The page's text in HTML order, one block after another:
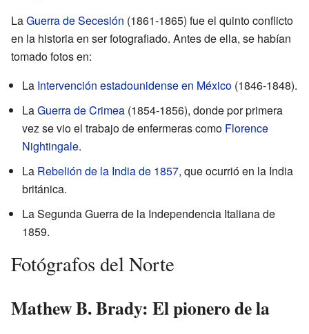
LaGuerra de Secesión (1861-1865) fue el quinto conflicto
en la historia en ser fotografiado. Antes de ella, se habían
tomado fotos en:
La Intervención estadounidense en México (1846-1848).
LaGuerra de Crimea (1854-1856), donde por primera
vez se vio el trabajo de enfermeras como Florence
Nightingale.
La Rebelión de la India de 1857, que ocurrió en la India
británica.
La Segunda Guerra de la Independencia Italiana de
1859.
Fotógrafos del Norte
Mathew B. Brady: El pionero de la